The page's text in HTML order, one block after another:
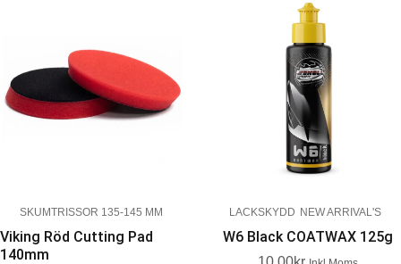
SKUMTRISSOR 135-145 MM
Viking Röd Cutting Pad
140mm
LACKSKYDD NEW ARRIVAL'S
W6 Black COATWAX 125g